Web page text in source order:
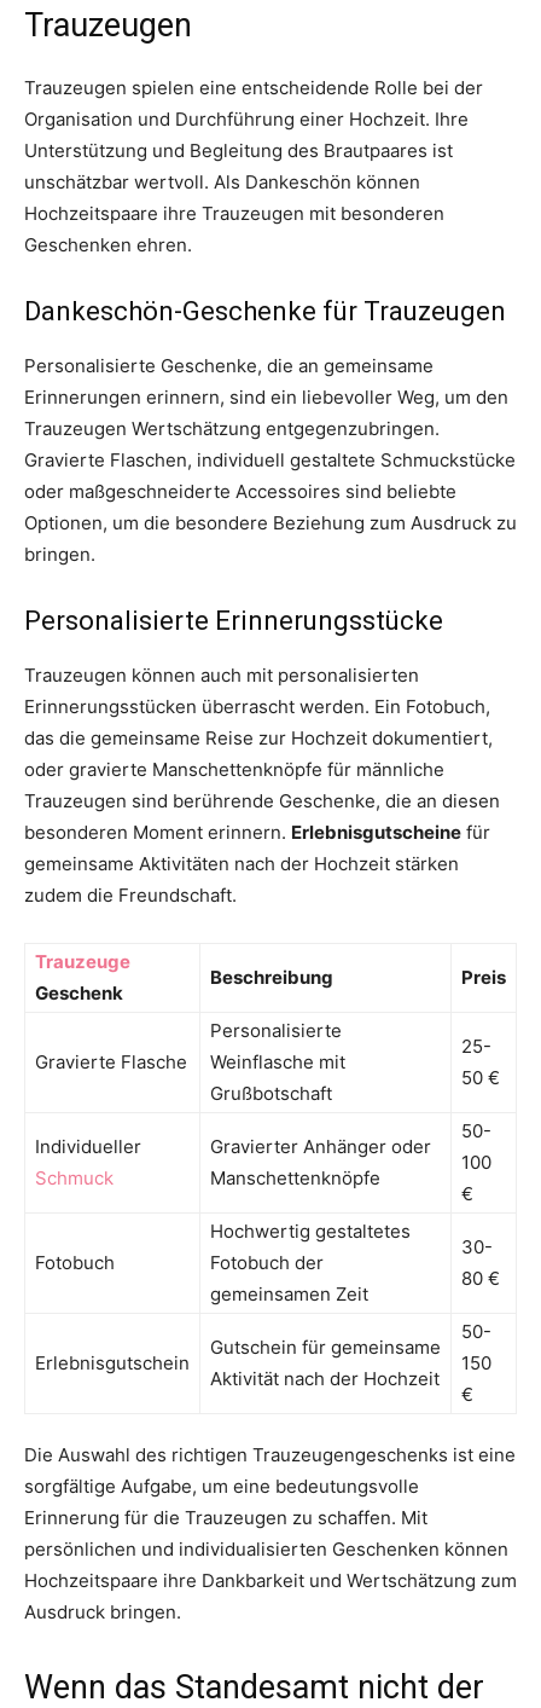
Trauzeugen
Trauzeugen spielen eine entscheidende Rolle bei der
Organisation und Durchführung einer Hochzeit. Ihre
Unterstützung und Begleitung des Brautpaares ist
unschätzbar wertvoll. Als Dankeschön können
Hochzeitspaare ihre Trauzeugen mit besonderen
Geschenken ehren.
Dankeschön-Geschenke für Trauzeugen
Personalisierte Geschenke, die an gemeinsame
Erinnerungen erinnern, sind ein liebevoller Weg, um den
Trauzeugen Wertschätzung entgegenzubringen.
Gravierte Flaschen, individuell gestaltete Schmuckstücke
oder maßgeschneiderte Accessoires sind beliebte
Optionen, um die besondere Beziehung zum Ausdruck zu
bringen.
Personalisierte Erinnerungsstücke
Trauzeugen können auch mit personalisierten
Erinnerungsstücken überrascht werden. Ein Fotobuch,
das die gemeinsame Reise zur Hochzeit dokumentiert,
oder gravierte Manschettenknöpfe für männliche
Trauzeugen sind berührende Geschenke, die an diesen
besonderen Moment erinnern. Erlebnisgutscheine für
gemeinsame Aktivitäten nach der Hochzeit stärken
zudem die Freundschaft.
Trauzeuge
Geschenk
Beschreibung Preis
Gravierte Flasche
Personalisierte
Weinflasche mit
Grußbotschaft
25-
50 €
Individueller
Schmuck
Gravierter Anhänger oder
Manschettenknöpfe
50-
100
€
Fotobuch
Hochwertig gestaltetes
Fotobuch der
gemeinsamen Zeit
30-
80 €
Erlebnisgutschein
Gutschein für gemeinsame
Aktivität nach der Hochzeit
50-
150
€
Die Auswahl des richtigen Trauzeugengeschenks ist eine
sorgfältige Aufgabe, um eine bedeutungsvolle
Erinnerung für die Trauzeugen zu schaffen. Mit
persönlichen und individualisierten Geschenken können
Hochzeitspaare ihre Dankbarkeit und Wertschätzung zum
Ausdruck bringen.
Wenn das Standesamt nicht der